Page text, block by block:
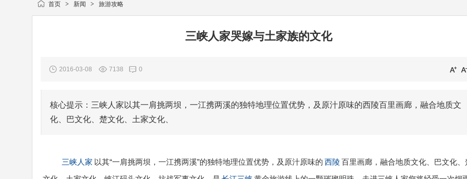
首页 > 新闻 > 旅游攻略
三峡人家哭嫁与土家族的文化
2016-03-08 7138 0
核心提示：三峡人家以其一肩挑两坝，一江携两溪的独特地理位置优势，及原汁原味的西陵百里画廊，融合地质文
化、巴文化、楚文化、土家文化、
三峡人家 以其“一肩挑两坝，一江携两溪”的独特地理位置优势，及原汁原味的 西陵 百里画廊，融合地质文化、巴文化、